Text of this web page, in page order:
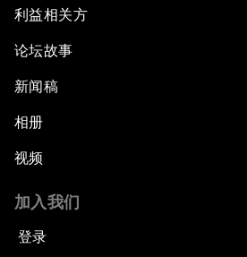
利益相关方
论坛故事
新闻稿
相册
视频
加入我们
登录